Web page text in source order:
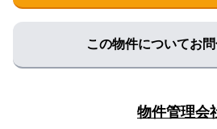
この物件についてお
物件管理会